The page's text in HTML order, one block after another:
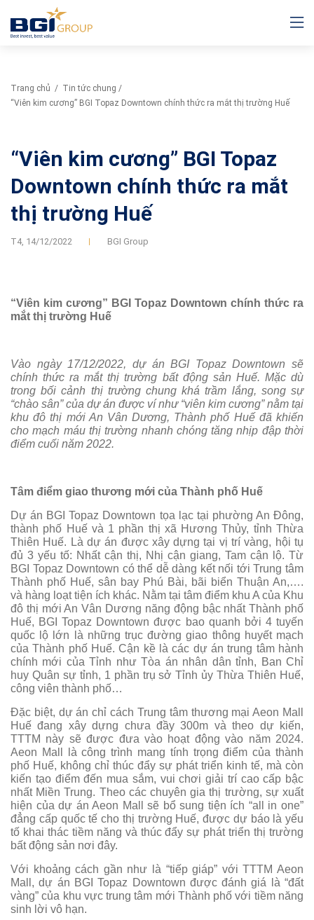
Trang chủ / Tin tức chung /
“Viên kim cương” BGI Topaz Downtown chính thức ra mắt thị trường Huế
“Viên kim cương” BGI Topaz
Downtown chính thức ra mắt
thị trường Huế
T4, 14/12/2022 BGI Group
“Viên kim cương” BGI Topaz Downtown chính thức ra
mắt thị trường Huế
Vào ngày 17/12/2022, dự án BGI Topaz Downtown sẽ
chính thức ra mắt thị trường bất động sản Huế. Mặc dù
trong bối cảnh thị trường chung khá trầm lắng, song sự
“chào sân” của dự án được ví như “viên kim cương” nằm tại
khu đô thị mới An Vân Dương, Thành phố Huế đã khiến
cho mạch máu thị trường nhanh chóng tăng nhịp đậpthời
điểm cuối năm 2022.
Tâm điểm giao thương mới của Thành phố Huế
Dự án BGI Topaz Downtown tọa lạc tại phường An Đông,
thành phố Huế và 1 phần thị xã Hương Thủy, tỉnh Thừa
Thiên Huế. Là dự án được xây dựng tại vị trí vàng, hội tụ
đủ 3 yếu tố: Nhất cận thị, Nhị cận giang, Tam cận lộ. Từ
BGI Topaz Downtown có thể dễ dàng kết nối tới Trung tâm
Thành phố Huế, sân bay Phú Bài, bãi biển Thuận An,….
và hàng loạt tiện ích khác. Nằm tại tâm điểm khu A của Khu
đô thị mới An Vân Dương năng động bậc nhất Thành phố
Huế, BGI Topaz Downtown được bao quanh bởi 4 tuyến
quốc lộ lớn là những trục đường giao thông huyết mạch
của Thành phố Huế. Cận kề là các dự án trung tâm hành
chính mới của Tỉnh như Tòa án nhân dân tỉnh, Ban Chỉ
huy Quân sự tỉnh, 1 phần trụ sở Tỉnh ủy Thừa Thiên Huế,
công viên thành phố…
Đặc biệt, dự án chỉ cách Trung tâm thương mại Aeon Mall
Huế đang xây dựng chưa đầy 300m và theo dự kiến,
TTTM này sẽ được đưa vào hoạt động vào năm 2024.
Aeon Mall là công trình mang tính trọng điểm của thành
phố Huế, không chỉ thúc đẩy sự phát triển kinh tế, mà còn
kiến tạo điểm đến mua sắm, vui chơi giải trí cao cấp bậc
nhất Miền Trung. Theo các chuyên gia thị trường, sự xuất
hiện của dự án Aeon Mall sẽ bổ sung tiện ích “all in one”
đẳng cấp quốc tế cho thị trường Huế, được dự báo là yếu
tố khai thác tiềm năng và thúc đẩy sự phát triển thị trường
bất động sản nơi đây.
Với khoảng cách gần như là “tiếp giáp” với TTTM Aeon
Mall, dự án BGI Topaz Downtown được đánh giá là “đất
vàng” của khu vực trung tâm mới Thành phố với tiềm năng
sinh lời vô hạn.